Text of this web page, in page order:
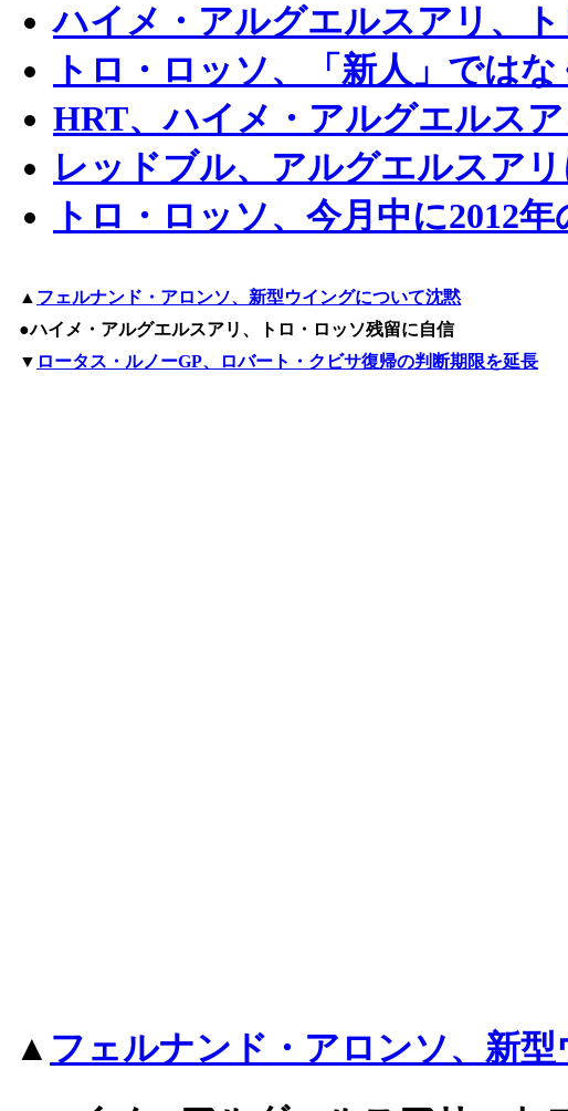
ハイメ・アルグエルスアリ、
トロ・ロッソ、「新人」では
HRT、ハイメ・アルグエルス
レッドブル、アルグエルスア
トロ・ロッソ、今月中に2012
▲ フェルナンド・アロンソ、新型ウイングについて沈黙
●ハイメ・アルグエルスアリ、トロ・ロッソ残留に自信
▼ ロータス・ルノーGP、ロバート・クビサ復帰の判断期限を延長
▲ フェルナンド・アロンソ、新